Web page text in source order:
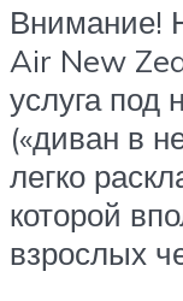
Внимание!
Air New
услуга под
(«диван в
легко
которой
взрослых